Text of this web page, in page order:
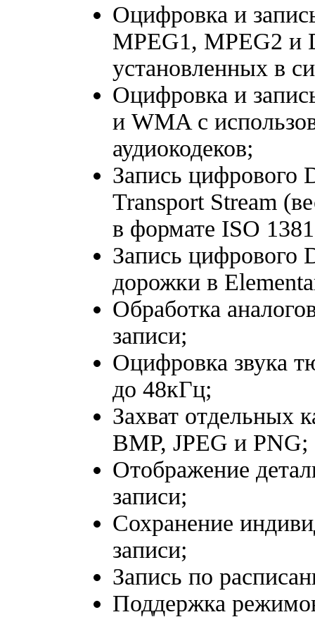
Оцифровка и
MPEG1, MPEG2 и
установленных в
Оцифровка и
и WMA с
аудиокодеков;
Запись цифрового
Transport Stream
в формате ISO
Запись цифрового
дорожки в
Обработка
записи;
Оцифровка звука
до 48кГц;
Захват отдельных
BMP, JPEG и PNG;
Отображение
записи;
Сохранение
записи;
Запись по
Поддержка